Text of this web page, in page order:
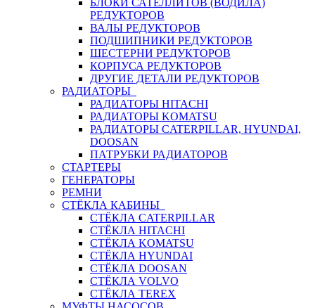
БЛОКИ САТЕЛЛИТОВ (ВОДИЛА)
РЕДУКТОРОВ
ВАЛЫ РЕДУКТОРОВ
ПОДШИПНИКИ РЕДУКТОРОВ
ШЕСТЕРНИ РЕДУКТОРОВ
КОРПУСА РЕДУКТОРОВ
ДРУГИЕ ДЕТАЛИ РЕДУКТОРОВ
РАДИАТОРЫ
РАДИАТОРЫ HITACHI
РАДИАТОРЫ KOMATSU
РАДИАТОРЫ CATERPILLAR, HYUNDAI,
DOOSAN
ПАТРУБКИ РАДИАТОРОВ
СТАРТЕРЫ
ГЕНЕРАТОРЫ
РЕМНИ
СТЁКЛА КАБИНЫ
СТЁКЛА CATERPILLAR
СТЁКЛА HITACHI
СТЁКЛА KOMATSU
СТЁКЛА HYUNDAI
СТЁКЛА DOOSAN
СТЁКЛА VOLVO
СТЁКЛА TEREX